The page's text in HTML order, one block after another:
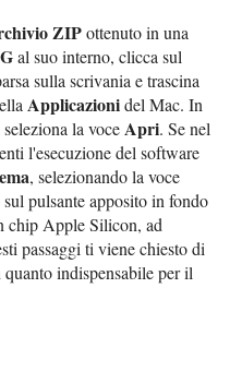
ZIPottenuto in una
al suo interno, clicca sul
sulla scrivania e trascina
Applicazionidel Mac. In
seleziona la voce Apri. Se nel
l'esecuzione del software
, selezionando la voce
pulsante apposito in fondo
chip Apple Silicon, ad
passaggi ti viene chiesto di
quanto indispensabile per il